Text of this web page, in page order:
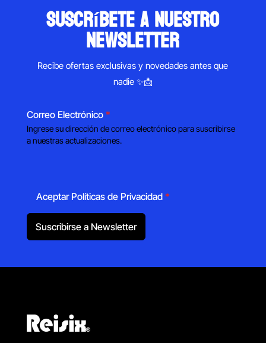
suscríbete a nuestro
newsletter
Recibe ofertas exclusivas y novedades antes que
nadie ✨📩
Correo Electrónico *
Ingrese su dirección de correo electrónico para suscribirse
a nuestras actualizaciones.
Aceptar Políticas de Privacidad *
Suscribirse a Newsletter